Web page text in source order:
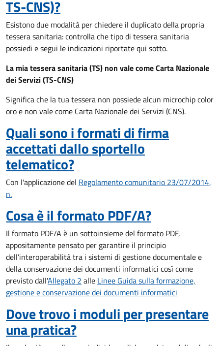
TS-CNS)?
Esistono due modalità per chiedere il duplicato della propria
tessera sanitaria: controlla che tipo di tessera sanitaria
possiedi e segui le indicazioni riportate qui sotto.
La mia tessera sanitaria (TS) non vale come Carta Nazionale
dei Servizi (TS-CNS)
Significa che la tua tessera non possiede alcun microchip color
oro e non vale come Carta Nazionale dei Servizi (CNS).
Quali sono i formati di firma
accettati dallo sportello
telematico?
Con l'applicazione del Regolamento comunitario 23/07/2014,
n.
Cosa è il formato PDF/A?
Il formato PDF/A è un sottoinsieme del formato PDF,
appositamente pensato per garantire il principio
dell’interoperabilità tra i sistemi di gestione documentale e
della conservazione dei documenti informatici così come
previsto dall'Allegato 2 alle Linee Guida sulla formazione,
gestione e conservazione dei documenti informatici
Dove trovo i moduli per presentare
una pratica?